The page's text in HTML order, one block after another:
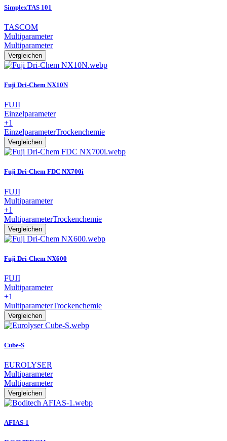
SimplexTAS 101
TASCOM
Multiparameter
Multiparameter
Vergleichen
Fuji Dri-Chem NX10N
FUJI
Einzelparameter
+1
EinzelparameterTrockenchemie
Vergleichen
Fuji Dri-Chem FDC NX700i
FUJI
Multiparameter
+1
MultiparameterTrockenchemie
Vergleichen
Fuji Dri-Chem NX600
FUJI
Multiparameter
+1
MultiparameterTrockenchemie
Vergleichen
Cube-S
EUROLYSER
Multiparameter
Multiparameter
Vergleichen
AFIAS-1